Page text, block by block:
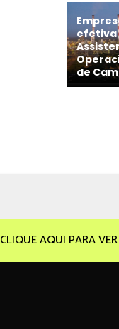
efetiva
de
CLIQUE AQUI PARA